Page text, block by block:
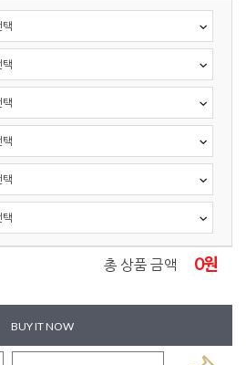
총 상품 금액 0원
BUY IT NOW